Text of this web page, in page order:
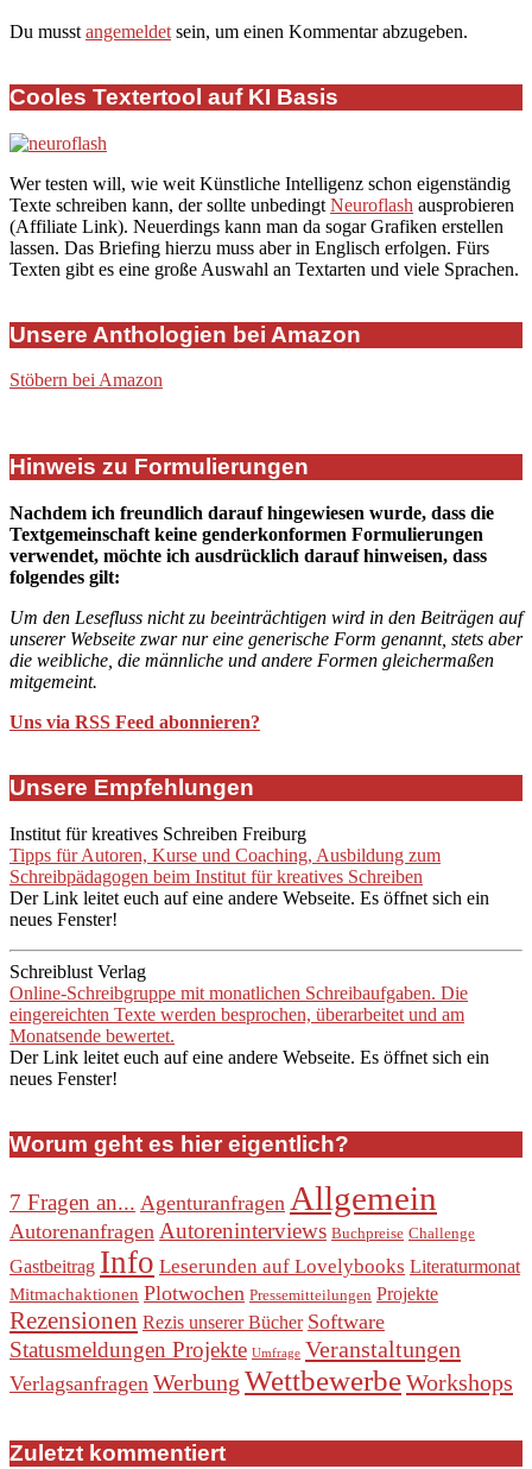
Du musst angemeldet sein, um einen Kommentar abzugeben.
Cooles Textertool auf KI Basis
Wer testen will, wie weit Künstliche Intelligenz schon eigenständig
Texte schreiben kann, der sollte unbedingt Neuroflash ausprobieren
(Affiliate Link). Neuerdings kann man da sogar Grafiken erstellen
lassen. Das Briefing hierzu muss aber in Englisch erfolgen. Fürs
Texten gibt es eine große Auswahl an Textarten und viele Sprachen.
Unsere Anthologien bei Amazon
Stöbern bei Amazon
Hinweis zu Formulierungen
Nachdem ich freundlich darauf hingewiesen wurde, dass die
Textgemeinschaft keine genderkonformen Formulierungen
verwendet, möchte ich ausdrücklich darauf hinweisen, dass
folgendes gilt:
Um den Lesefluss nicht zu beeinträchtigen wird in den Beiträgen auf
unserer Webseite zwar nur eine generische Form genannt, stets aber
die weibliche, die männliche und andere Formen gleichermaßen
mitgemeint.
Uns via RSS Feed abonnieren?
Unsere Empfehlungen
Institut für kreatives Schreiben Freiburg
Tipps für Autoren, Kurse und Coaching, Ausbildung zum
Schreibpädagogen beim Institut für kreatives Schreiben
Der Link leitet euch auf eine andere Webseite. Es öffnet sich ein
neues Fenster!
Schreiblust Verlag
Online-Schreibgruppe mit monatlichen Schreibaufgaben. Die
eingereichten Texte werden besprochen, überarbeitet und am
Monatsende bewertet.
Der Link leitet euch auf eine andere Webseite. Es öffnet sich ein
neues Fenster!
Worum geht es hier eigentlich?
7 Fragen an... Agenturanfragen Allgemein
Autorenanfragen Autoreninterviews Buchpreise Challenge
Gastbeitrag Info Leserunden auf Lovelybooks Literaturmonat
Mitmachaktionen Plotwochen Pressemitteilungen Projekte
Rezensionen Rezis unserer Bücher Software
Statusmeldungen Projekte Umfrage Veranstaltungen
Verlagsanfragen Werbung WettbewerbeWorkshops
Zuletzt kommentiert